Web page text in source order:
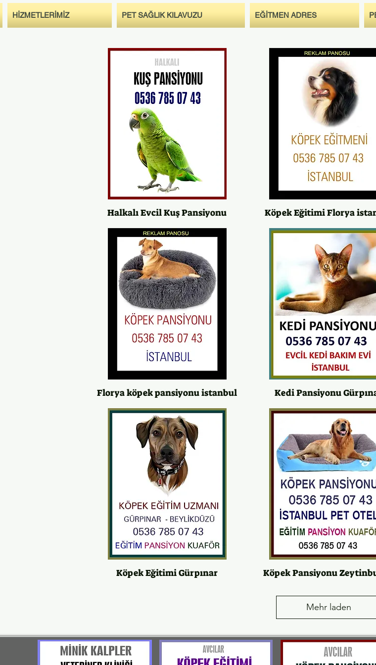
HİZMETLERİMİZ PET SAĞLIK KILAVUZU EĞİTMEN ADRES
Halkalı Evcil Kuş Pansiyonu Köpek Eğitimi Florya
Florya köpek pansiyonu istanbul Kedi Pansiyonu
Köpek Eğitimi Gürpınar Köpek Pansiyonu
Mehr laden